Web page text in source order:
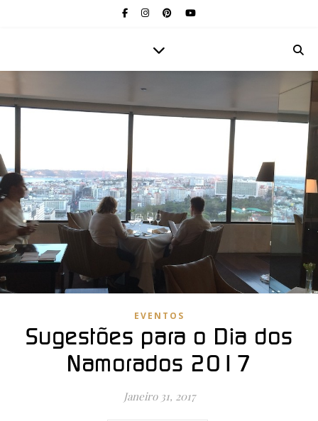
EVENTOS
Sugestões para o Dia dos
Namorados 2017
Janeiro 31, 2017